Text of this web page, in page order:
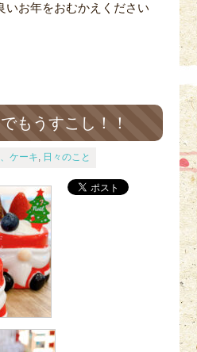
いお年をおむかえください
もうすこし！！
ケーキ, 日々のこと